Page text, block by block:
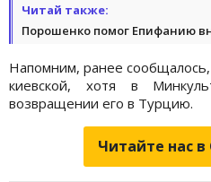
Читай также:
Порошенко помог Епифанию
Напомним, ранее
киевской, хотя в
возвращении его в Турцию.
Читайте нас в